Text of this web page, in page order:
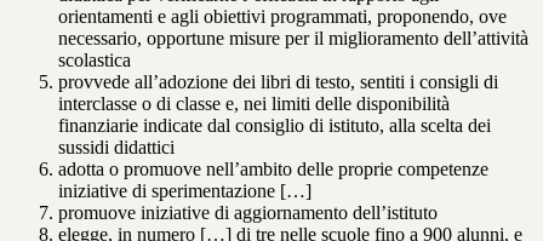
orientamenti e agli obiettivi programmati, proponendo, ove
necessario, opportune misure per il miglioramento dell’attività
scolastica
provvede all’adozione dei libri di testo, sentiti i consigli di
interclasse o di classe e, nei limiti delle disponibilità
finanziarie indicate dal consiglio di istituto, alla scelta dei
sussidi didattici
adotta o promuove nell’ambito delle proprie competenze
iniziative di sperimentazione […]
promuove iniziative di aggiornamento dell’istituto
elegge, in numero […] di tre nelle scuole fino a 900 alunni, e